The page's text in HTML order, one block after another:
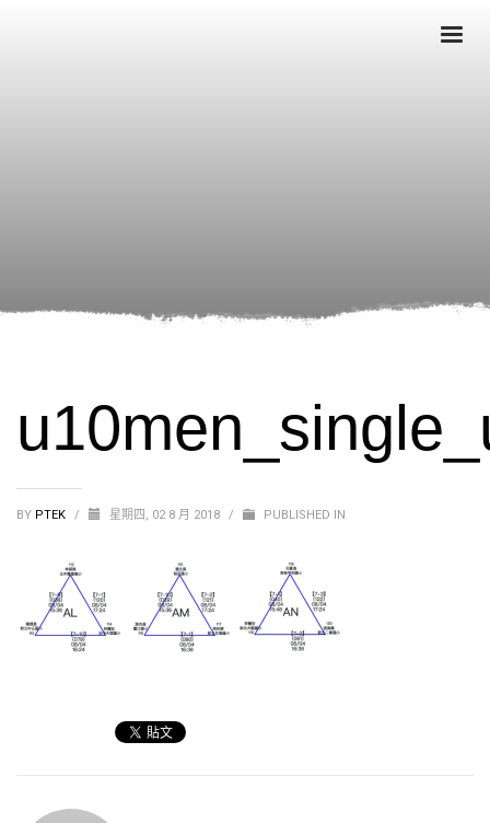
BY PTEK / 星期四, 02 8 月 2018 / PUBLISHED IN